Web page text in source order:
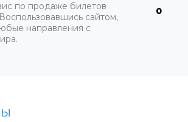
по продаже билетов
сайтом,
направления с
0